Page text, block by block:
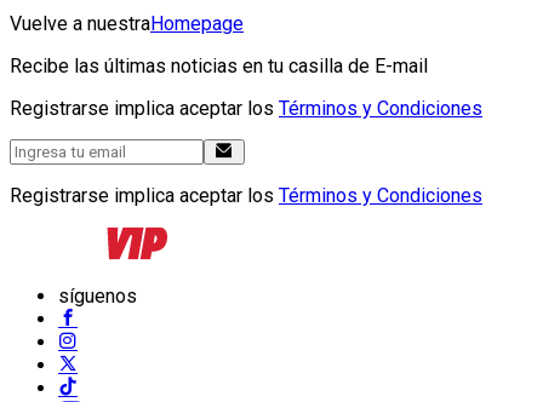
Vuelve a nuestraHomepage
Recibe las últimas noticias en tu casilla de E-mail
Registrarse implica aceptar los Términos y Condiciones
Registrarse implica aceptar los Términos y Condiciones
síguenos